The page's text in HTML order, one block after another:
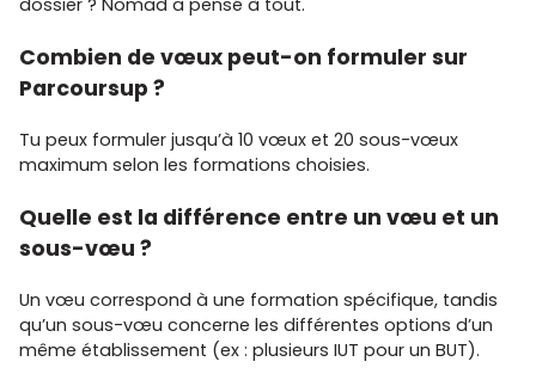
Combien de vœux peut-on formuler sur
Parcoursup ?
Tu peux formuler jusqu’à 10 vœux et 20 sous-vœux
maximum selon les formations choisies.
Quelle est la différence entre un vœu et un
sous-vœu ?
Un vœu correspond à une formation spécifique, tandis
qu’un sous-vœu concerne les différentes options d’un
même établissement (ex : plusieurs IUT pour un BUT).